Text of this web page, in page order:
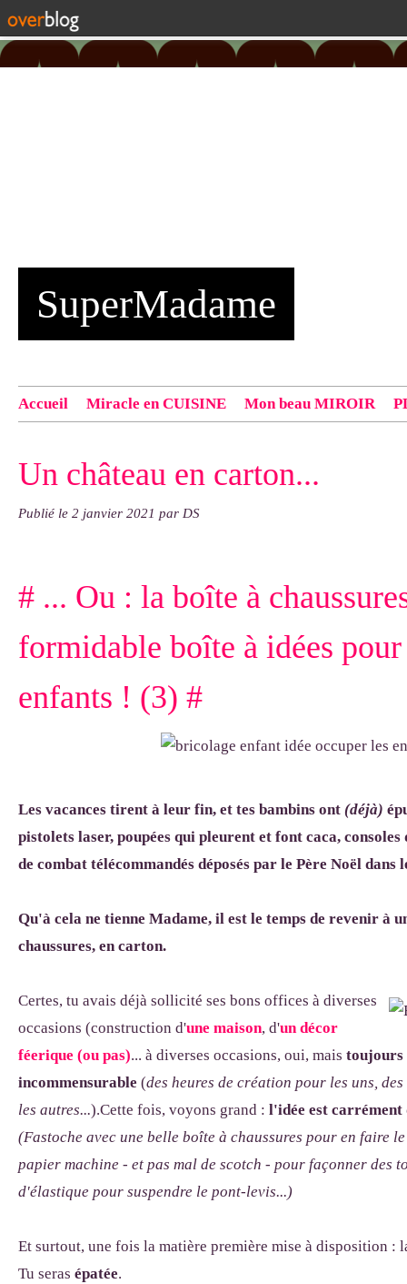
SuperMadame
Accueil Miracle en CUISINE Mon beau MIROIR
exemple : "Bonnet cloche From Annie", "Veste Rue
Un château en carton...
Publié le 2 janvier 2021 par DS
# ... Ou : la boîte à
formidable boîte à idées
enfants ! (3) #
Les vacances tirent à leur fin, et tes bambins ont (déjà)
pistolets laser, poupées qui pleurent et font caca,
de combat télécommandés déposés par le Père Noël dans
Qu'à cela ne tienne Madame, il est le temps de revenir à
chaussures, en carton.
Certes, tu avais déjà sollicité ses bons offices à diverses
occasions (construction d'une maison, d'un décor
féerique (ou pas)... à diverses occasions, oui, mais toujours
incommensurable (des heures de création pour les uns,
les autres...).Cette fois, voyons grand : l'idée est
(Fastoche avec une belle boîte à chaussures pour en faire
papier machine - et pas mal de scotch - pour façonner des
d'élastique pour suspendre le pont-levis...)
Et surtout, une fois la matière première mise à disposition :
Tu seras épatée.